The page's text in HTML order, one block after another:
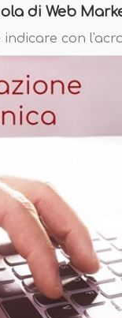
di Web
indicare con